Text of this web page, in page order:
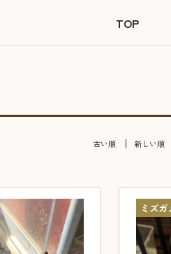
TOP
古い順 新しい順
ミズガ